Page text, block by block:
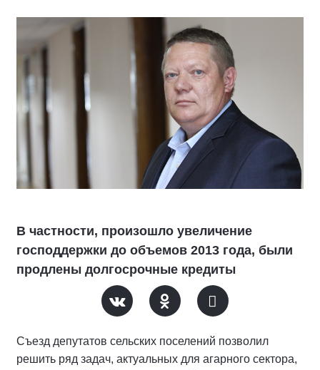
В частности, произошло увеличение
господдержки до объемов 2013 года, были
продлены долгосрочные кредиты
Съезд депутатов сельских поселений позволил
решить ряд задач, актуальных для агарного сектора,